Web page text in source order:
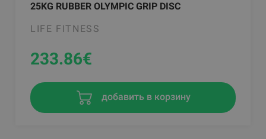
25KG RUBBER OLYMPIC GRIP DISC
LIFE FITNESS
233.86€
добавить в корзину